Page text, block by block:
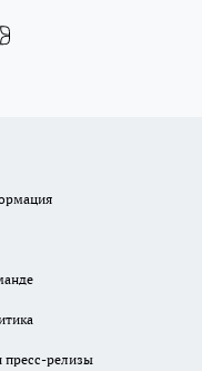
пресс-релизы